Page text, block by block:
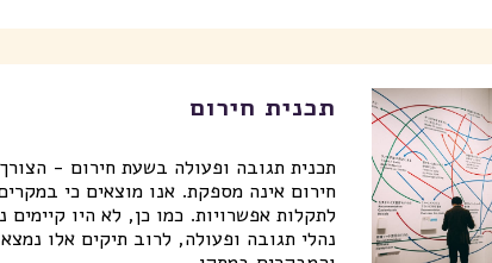
תכנית חירום
תכנית תגובה ופעולה בשעת חירום -
חירום אינה מספקת. אנו מוצאים כי
לתקלות אפשרויות. כמו כן, לא היו
נהלי תגובה ופעולה, לרוב תיקים אלו